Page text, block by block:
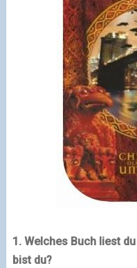
1. Welches Buch liest
bist du?